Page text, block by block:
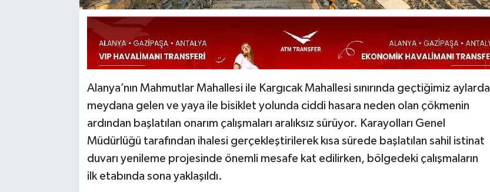
Alanya’nın Mahmutlar Mahallesi ile Kargıcak Mahallesi sınırında geçtiğimiz aylarda
meydana gelen ve yaya ile bisiklet yolunda ciddi hasara neden olan çökmenin
ardından başlatılan onarım çalışmaları aralıksız sürüyor. Karayolları Genel
Müdürlüğü tarafından ihalesi gerçekleştirilerek kısa sürede başlatılan sahil istinat
duvarı yenileme projesinde önemli mesafe kat edilirken, bölgedeki çalışmaların
ilk etabında sona yaklaşıldı.